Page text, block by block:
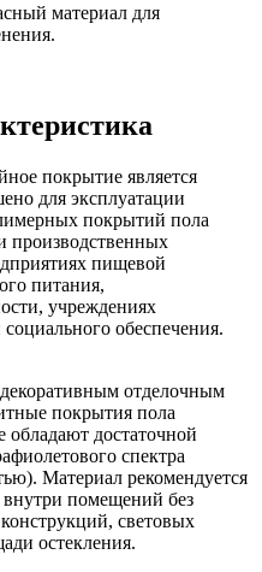
материал для
покрытие является
для эксплуатации
покрытий пола
производственных
пищевой
питания,
учреждениях
обеспечения.
отделочным
покрытия пола
достаточной
спектра
Материал рекомендуется
помещений без
световых
остекления.